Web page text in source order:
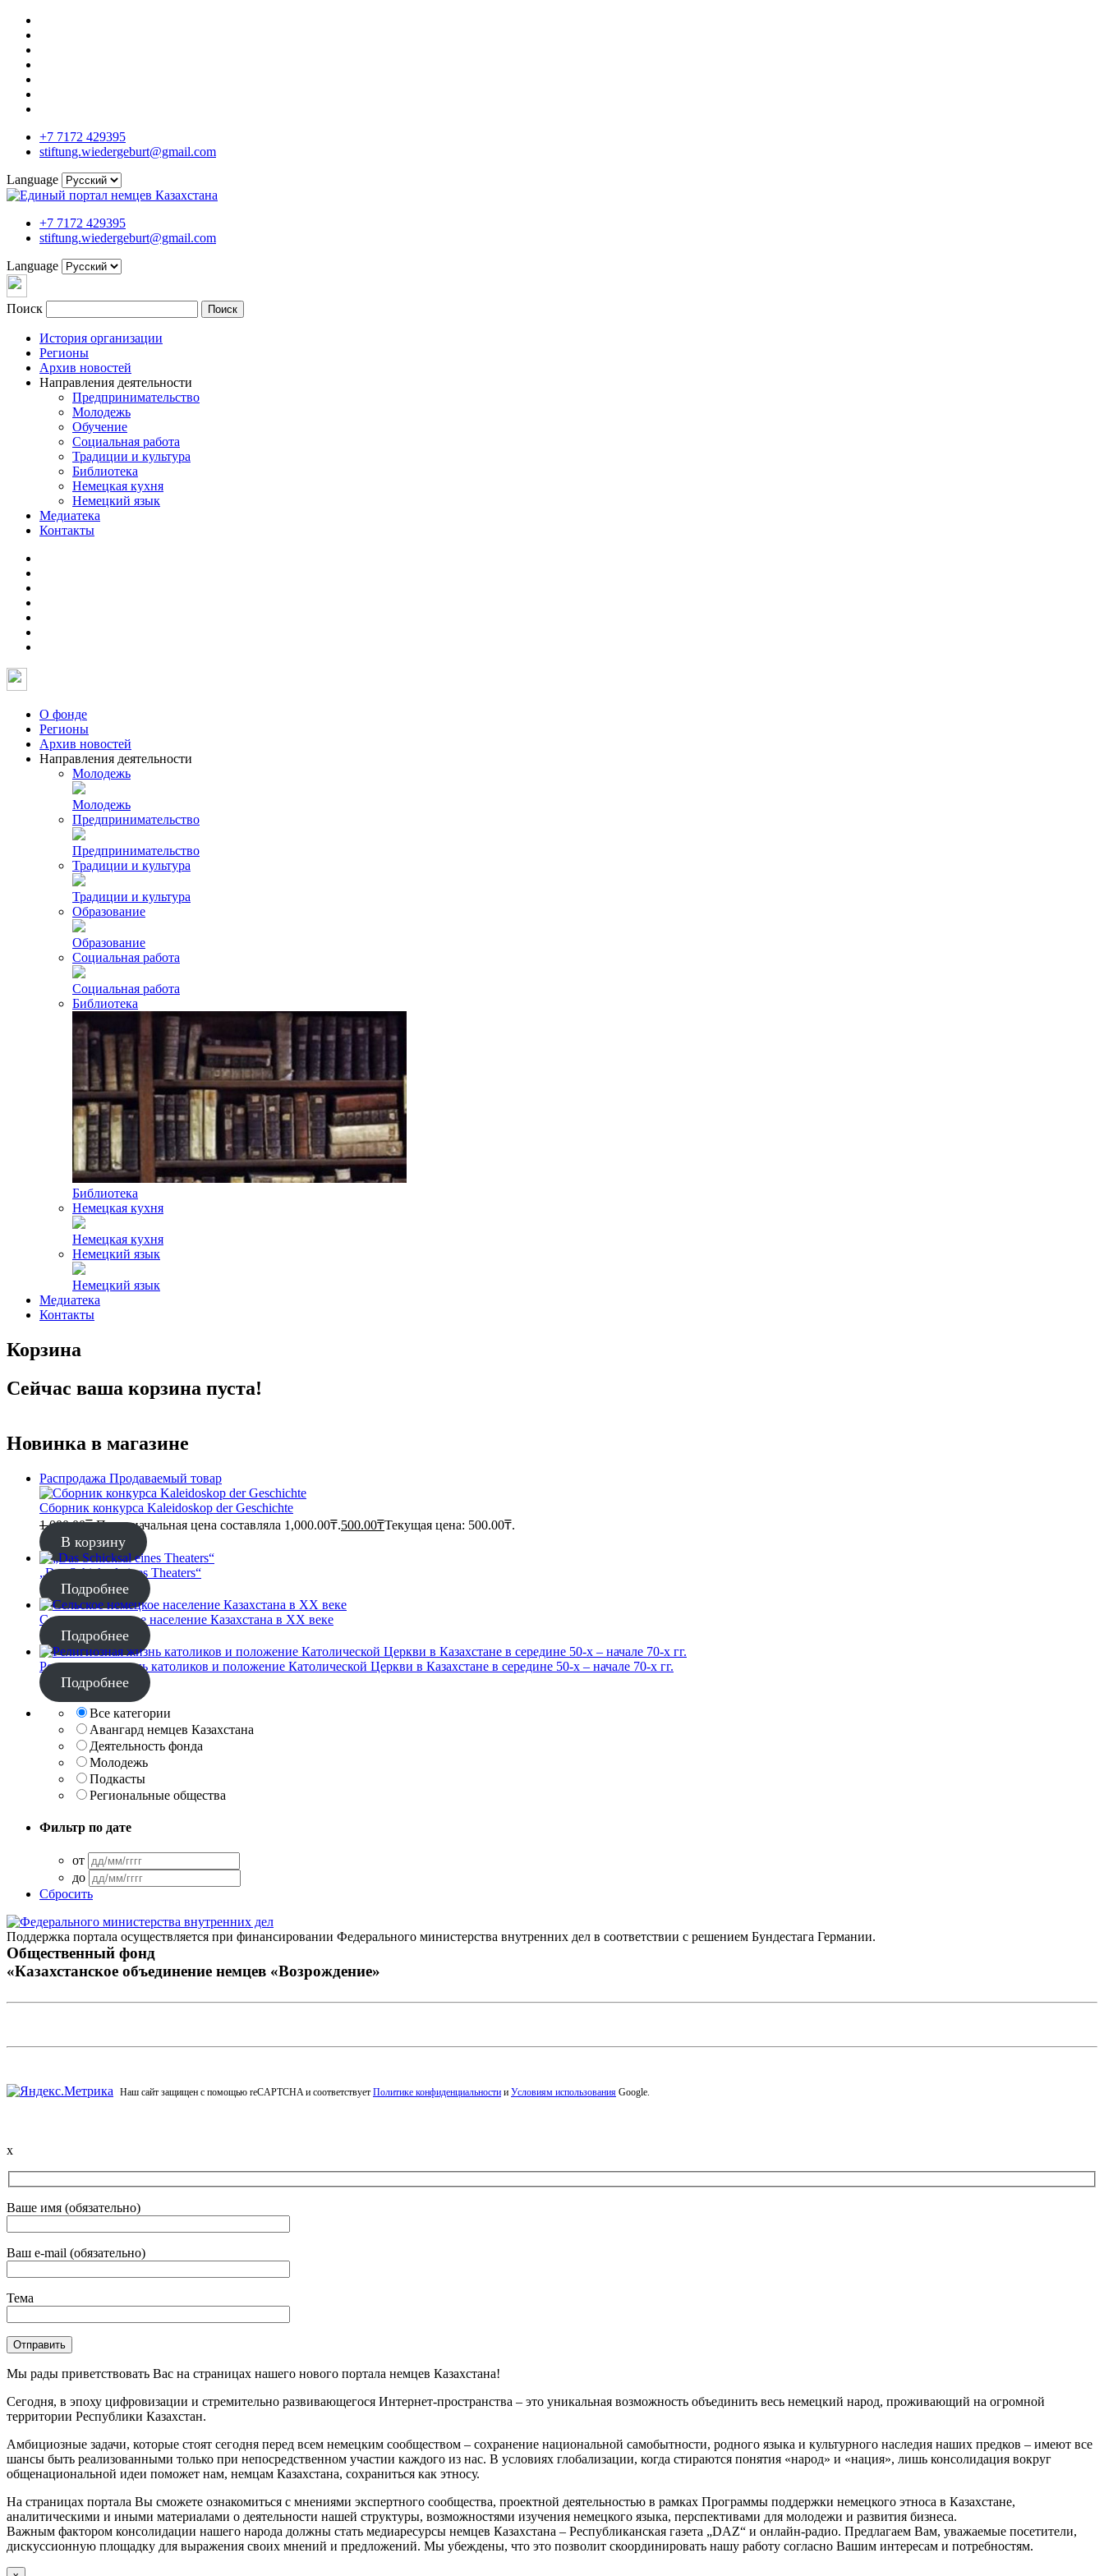
+7 7172 429395
stiftung.wiedergeburt@gmail.com
Language
+7 7172 429395
stiftung.wiedergeburt@gmail.com
Language
Поиск Поиск
История организации
Регионы
Архив новостей
Направления деятельности
Предпринимательство
Молодежь
Обучение
Социальная работа
Традиции и культура
Библиотека
Немецкая кухня
Немецкий язык
Медиатека
Контакты
О фонде
Регионы
Архив новостей
Направления деятельности
Молодежь
Молодежь
Предпринимательство
Предпринимательство
Традиции и культура
Традиции и культура
Образование
Образование
Социальная работа
Социальная работа
Библиотека
Библиотека
Немецкая кухня
Немецкая кухня
Немецкий язык
Немецкий язык
Медиатека
Контакты
Корзина
Сейчас ваша корзина пуста!
Новинка в магазине
Распродажа Продаваемый товар
Сборник конкурса Kaleidoskop der Geschichte
1,000.00₸ Первоначальная цена составляла 1,000.00₸.500.00₸Текущая цена: 500.00₸.
В корзину
„Das Schicksal eines Theaters“
Подробнее
Сельское немецкое население Казахстана в XX веке
Подробнее
Религиозная жизнь католиков и положение Католической Церкви в Казахстане в середине 50-х – начале 70-х гг.
Подробнее
Все категории
Авангард немцев Казахстана
Деятельность фонда
Молодежь
Подкасты
Региональные общества
Фильтр по дате
от
до
Сбросить
Поддержка портала осуществляется при финансировании Федерального министерства внутренних дел в соответствии с решением Бундестага Германии.
Общественный фонд
«Казахстанское объединение немцев «Возрождение»
Отправить жалобу Наш сайт защищен с помощью reCAPTCHA и соответствует Политике конфиденциальности и Условиям использования Google.
x
Ваше имя (обязательно)
Ваш e-mail (обязательно)
Тема
Мы рады приветствовать Вас на страницах нашего нового портала немцев Казахстана!
Сегодня, в эпоху цифровизации и стремительно развивающегося Интернет-пространства – это уникальная возможность объединить весь немецкий народ, проживающий на огромной
территории Республики Казахстан.
Амбициозные задачи, которые стоят сегодня перед всем немецким сообществом – сохранение национальной самобытности, родного языка и культурного наследия наших предков – имеют все
шансы быть реализованными только при непосредственном участии каждого из нас. В условиях глобализации, когда стираются понятия «народ» и «нация», лишь консолидация вокруг
общенациональной идеи поможет нам, немцам Казахстана, сохраниться как этносу.
На страницах портала Вы сможете ознакомиться с мнениями экспертного сообщества, проектной деятельностью в рамках Программы поддержки немецкого этноса в Казахстане,
аналитическими и иными материалами о деятельности нашей структуры, возможностями изучения немецкого языка, перспективами для молодежи и развития бизнеса.
Важным фактором консолидации нашего народа должны стать медиаресурсы немцев Казахстана – Республиканская газета „DAZ“ и онлайн-радио. Предлагаем Вам, уважаемые посетители,
дискуссионную площадку для выражения своих мнений и предложений. Мы убеждены, что это позволит скоординировать нашу работу согласно Вашим интересам и потребностям.